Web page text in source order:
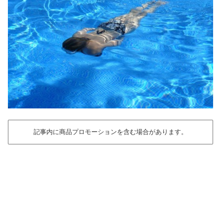
記事内に商品プロモーションを含む場合があります。